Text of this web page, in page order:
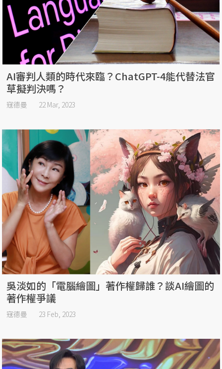
AI審判人類的時代來臨？ChatGPT-4能代替法官
草擬判決嗎？
寇德曼 22 Mar, 2023
吳淡如的「電腦繪圖」著作權歸誰？談AI繪圖的
著作權爭議
寇德曼 23 Feb, 2023